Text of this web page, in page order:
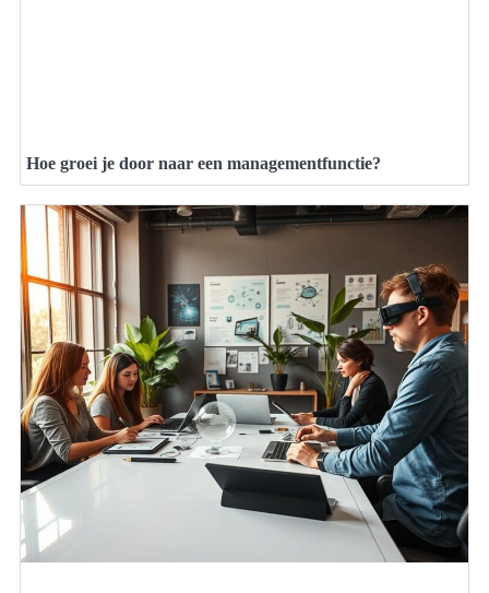
Hoe groei je door naar een managementfunctie?